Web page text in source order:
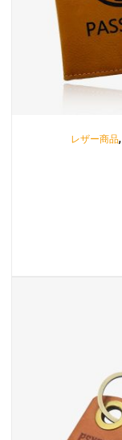
レザー商品,